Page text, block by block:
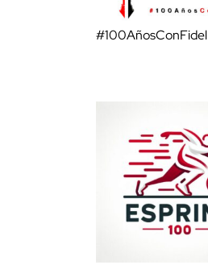
#100AñosConFidel